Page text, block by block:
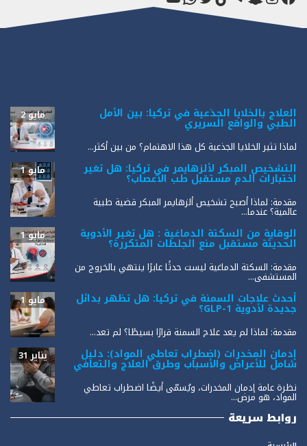
العلاج بالخلايا الجذعية في تركيا: بين الأمل
الطبي والواقع السريري
مايو 2
لماذا تثير الخلايا الجذعية كل هذا الاهتمام؟ من بين أكثر...
التشخيص المبكر لألزهايمر في تركيا: هل تغير
اختبارات الدم مستقبل طب الأعصاب؟
مايو 1
مقدمة: لماذا أصبح تشخيص ألزهايمر المبكر قضية طبية
عالمية؟ عندما...
الوقاية من السكتة الدماغية : هل تغير الأدوية
الحديثة مستقبل منع الجلطات المتكررة؟
مايو 1
مقدمة: السكتة الدماغية ليست حدثًا عابرًا ينتهي بالخروج من
المستشفى...
أحدث علاجات السمنة في تركيا: هل تظهر بدائل
جديدة لأدوية GLP-1؟
مايو 1
مقدمة: لماذا لم يعد علاج السمنة قرارًا بسيطًا؟ لم تعد...
إدمان المخدرات (اضطراب تعاطي المواد): دليل
شامل للأعراض والأسباب وطرق العلاج والتعافي
يناير 31
نظرة عامة إدمان المخدرات، ويُسمّى أيضًا اضطراب تعاطي
المواد، هو مرض...
روابط سريعة